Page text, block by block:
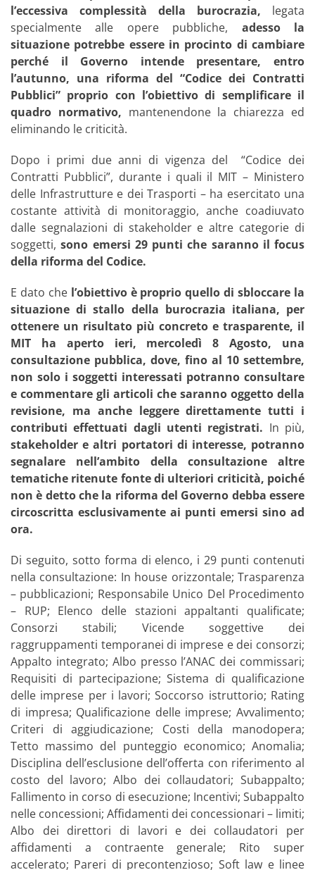
l’eccessiva complessità della burocrazia, legata
specialmente alle opere pubbliche, adesso la
situazione potrebbe essere in procinto di cambiare
perché il Governo intende presentare, entro
l’autunno, una riforma del “Codice dei Contratti
Pubblici” proprio con l’obiettivo di semplificare il
quadro normativo, mantenendone la chiarezza ed
eliminando le criticità.
Dopo i primi due anni di vigenza del “Codice dei
Contratti Pubblici”, durante i quali il MIT – Ministero
delle Infrastrutture e dei Trasporti – ha esercitato una
costante attività di monitoraggio, anche coadiuvato
dalle segnalazioni di stakeholder e altre categorie di
soggetti,sono emersi 29 punti che saranno il focus
della riforma del Codice.
E dato che l’obiettivo è proprio quello di sbloccare la
situazione di stallo della burocrazia italiana, per
ottenere un risultato più concreto e trasparente, il
MIT ha aperto ieri, mercoledì 8 Agosto, una
consultazione pubblica, dove, fino al 10 settembre,
non solo i soggetti interessati potranno consultare
e commentare gli articoli che saranno oggetto della
revisione, ma anche leggere direttamente tutti i
contributi effettuati dagli utenti registrati. In più,
stakeholder e altri portatori di interesse, potranno
segnalare nell’ambito della consultazione altre
tematiche ritenute fonte di ulteriori criticità, poiché
non è detto che la riforma del Governo debba essere
circoscritta esclusivamente ai punti emersi sino ad
ora.
Di seguito, sotto forma di elenco, i 29 punti contenuti
nella consultazione: In house orizzontale; Trasparenza
– pubblicazioni; Responsabile Unico Del Procedimento
– RUP; Elenco delle stazioni appaltanti qualificate;
Consorzi stabili; Vicende soggettive dei
raggruppamenti temporanei di imprese e dei consorzi;
Appalto integrato; Albo presso l’ANAC dei commissari;
Requisiti di partecipazione; Sistema di qualificazione
delle imprese per i lavori; Soccorso istruttorio; Rating
di impresa; Qualificazione delle imprese; Avvalimento;
Criteri di aggiudicazione; Costi della manodopera;
Tetto massimo del punteggio economico; Anomalia;
Disciplina dell’esclusione dell’offerta con riferimento al
costo del lavoro; Albo dei collaudatori; Subappalto;
Fallimento in corso di esecuzione; Incentivi; Subappalto
nelle concessioni; Affidamenti dei concessionari – limiti;
Albo dei direttori di lavori e dei collaudatori per
affidamenti a contraente generale; Rito super
accelerato; Pareri di precontenzioso; Soft law e linee